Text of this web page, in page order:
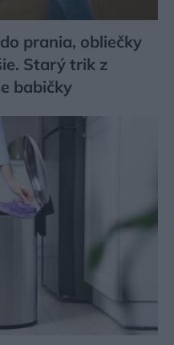
prania, obliečky
Starý trik z
babičky